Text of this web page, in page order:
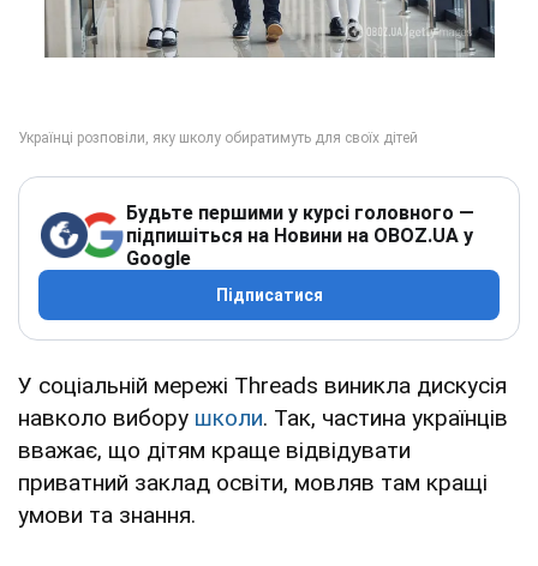
Будьте першими у курсі головного —
підпишіться на Новини на OBOZ.UA у
Google
Підписатися
У соціальній мережі Тhreads виникла дискусія
навколо вибору школи. Так, частина українців
вважає, що дітям краще відвідувати
приватний заклад освіти, мовляв там кращі
умови та знання.